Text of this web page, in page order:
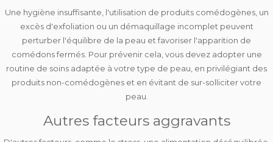
Une hygiène insuffisante , l'utilisation de produits comédogènes, un
excès d'exfoliation ou un démaquillage incomplet peuvent
perturber l'équilibre de la peau et favoriser l'apparition de
comédons fermés. Pour prévenir cela, vous devez adopter une
routine de soins adaptée à votre type de peau, en privilégiant des
produits non-comédogènes et en évitant de sur-solliciter votre
peau.
Autres facteurs aggravants